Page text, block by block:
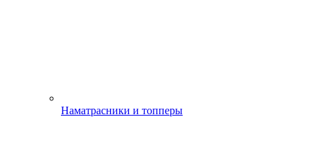
Наматрасники и топперы